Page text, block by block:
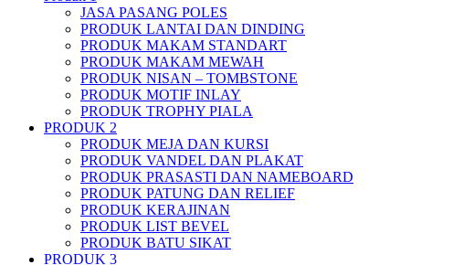
JASA PASANG POLES
PRODUK LANTAI DAN DINDING
PRODUK MAKAM STANDART
PRODUK MAKAM MEWAH
PRODUK NISAN – TOMBSTONE
PRODUK MOTIF INLAY
PRODUK TROPHY PIALA
PRODUK 2
PRODUK MEJA DAN KURSI
PRODUK VANDEL DAN PLAKAT
PRODUK PRASASTI DAN NAMEBOARD
PRODUK PATUNG DAN RELIEF
PRODUK KERAJINAN
PRODUK LIST BEVEL
PRODUK BATU SIKAT
PRODUK 3